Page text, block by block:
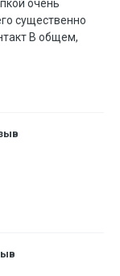
очень
существенно
В общем,